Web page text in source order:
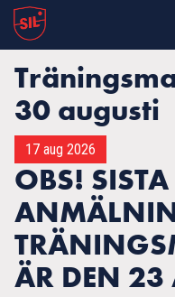
30 augusti
17 aug 2026
OBS! SISTA
ÄR DEN 23